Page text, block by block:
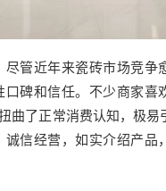
尽管近年来瓷砖市场竞争
口碑和信任。不少商家喜
曲了正常消费认知，极易
诚信经营，如实介绍产品